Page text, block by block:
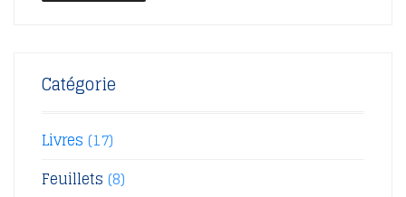
Catégorie
Livres (17)
Feuillets (8)